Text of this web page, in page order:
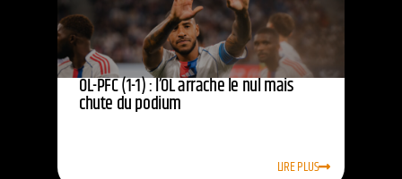
OL-PFC (1-1) : l’OL arrache le nul mais
chute du podium
LIRE PLUS